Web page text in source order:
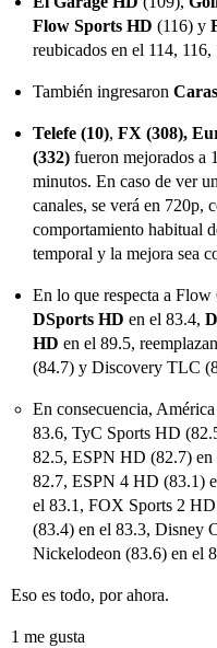
Flow Sports HD (116) y
reubicados en el 114,
También ingresaron
Telefe (10), FX (308),
(332) fueron mejorados a
minutos. En caso de ver
canales, se verá en 720p,
comportamiento habitual
temporal y la mejora sea
En lo que respecta a
DSports HD en el 83.4,
HD en el 89.5,
(84.7) y Discovery TLC
En consecuencia,
83.6, TyC Sports HD
82.5, ESPN HD (82.7)
82.7, ESPN 4 HD (83.1)
el 83.1, FOX Sports 2
(83.4) en el 83.3, Disney
Nickelodeon (83.6) en el
Eso es todo, por ahora.
1 me gusta